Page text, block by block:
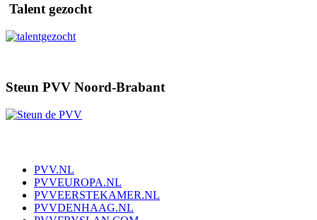
Talent gezocht
Steun PVV Noord-Brabant
PVV.NL
PVVEUROPA.NL
PVVEERSTEKAMER.NL
PVVDENHAAG.NL